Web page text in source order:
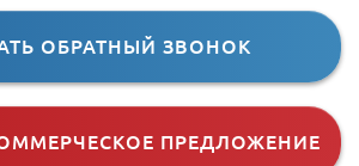
ОБРАТНЫЙ ЗВОНОК
ПРЕДЛОЖЕНИЕ